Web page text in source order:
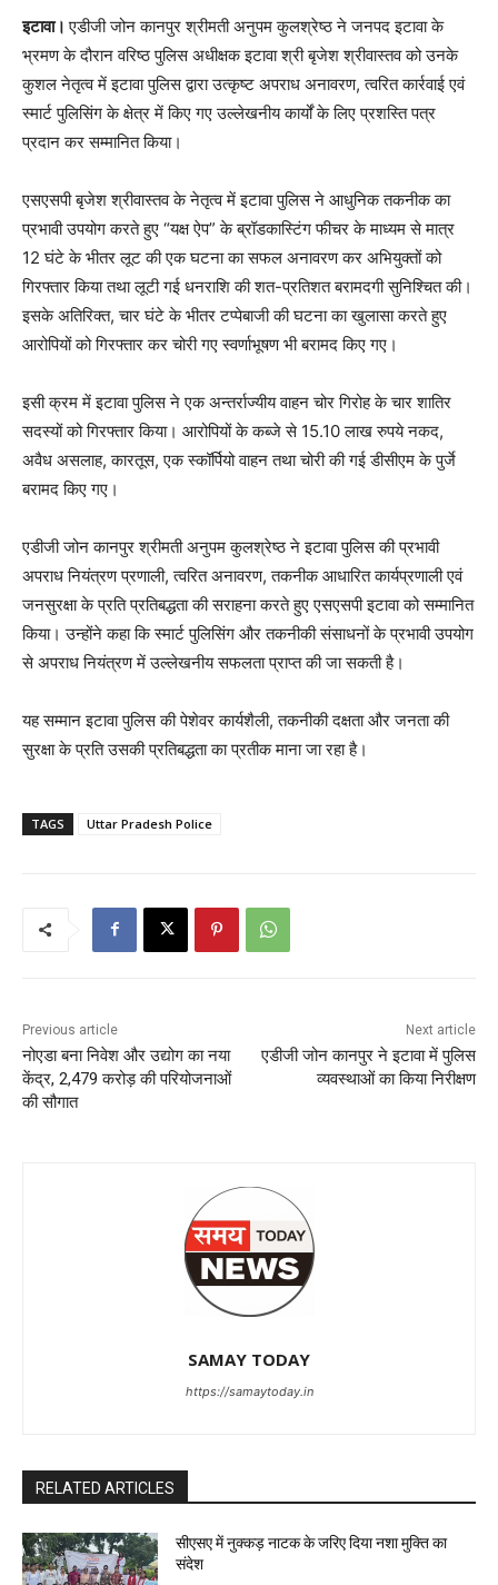
इटावा।एडीजी जोन कानपुर श्रीमती अनुपम कुलश्रेष्ठ ने जनपद इटावा के
भ्रमण के दौरान वरिष्ठ पुलिस अधीक्षक इटावा श्री बृजेश श्रीवास्तव को उनके
कुशल नेतृत्व में इटावा पुलिस द्वारा उत्कृष्ट अपराध अनावरण, त्वरित कार्रवाई एवं
स्मार्ट पुलिसिंग के क्षेत्र में किए गए उल्लेखनीय कार्यों के लिए प्रशस्ति पत्र
प्रदान कर सम्मानित किया।
एसएसपी बृजेश श्रीवास्तव के नेतृत्व में इटावा पुलिस ने आधुनिक तकनीक का
प्रभावी उपयोग करते हुए “यक्ष ऐप” के ब्रॉडकास्टिंग फीचर के माध्यम से मात्र
12 घंटे के भीतर लूट की एक घटना का सफल अनावरण कर अभियुक्तों को
गिरफ्तार किया तथा लूटी गई धनराशि की शत-प्रतिशत बरामदगी सुनिश्चित की।
इसके अतिरिक्त, चार घंटे के भीतर टप्पेबाजी की घटना का खुलासा करते हुए
आरोपियों को गिरफ्तार कर चोरी गए स्वर्णाभूषण भी बरामद किए गए।
इसी क्रम में इटावा पुलिस ने एक अन्तर्राज्यीय वाहन चोर गिरोह के चार शातिर
सदस्यों को गिरफ्तार किया। आरोपियों के कब्जे से 15.10 लाख रुपये नकद,
अवैध असलाह, कारतूस, एक स्कॉर्पियो वाहन तथा चोरी की गई डीसीएम के पुर्जे
बरामद किए गए।
एडीजी जोन कानपुर श्रीमती अनुपम कुलश्रेष्ठ ने इटावा पुलिस की प्रभावी
अपराध नियंत्रण प्रणाली, त्वरित अनावरण, तकनीक आधारित कार्यप्रणाली एवं
जनसुरक्षा के प्रति प्रतिबद्धता की सराहना करते हुए एसएसपी इटावा को सम्मानित
किया। उन्होंने कहा कि स्मार्ट पुलिसिंग और तकनीकी संसाधनों के प्रभावी उपयोग
से अपराध नियंत्रण में उल्लेखनीय सफलता प्राप्त की जा सकती है।
यह सम्मान इटावा पुलिस की पेशेवर कार्यशैली, तकनीकी दक्षता और जनता की
सुरक्षा के प्रति उसकी प्रतिबद्धता का प्रतीक माना जा रहा है।
TAGS Uttar Pradesh Police
Previous article
नोएडा बना निवेश और उद्योग का नया
केंद्र, 2,479 करोड़ की परियोजनाओं
की सौगात
Next article
एडीजी जोन कानपुर ने इटावा में पुलिस
व्यवस्थाओं का किया निरीक्षण
SAMAY TODAY
https://samaytoday.in
RELATED ARTICLES
सीएसए में नुक्कड़ नाटक के जरिए दिया नशा मुक्ति का
संदेश